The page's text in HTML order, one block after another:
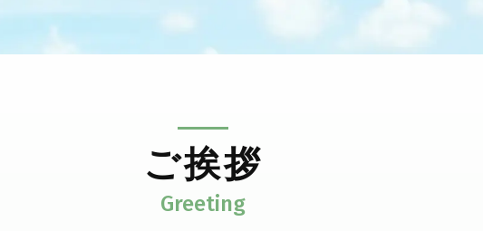
ご挨拶